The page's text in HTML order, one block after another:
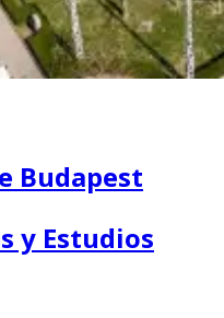
Budapest
y Estudios